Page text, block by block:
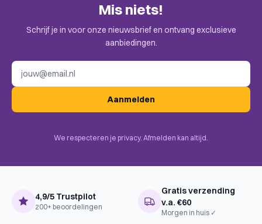
Categories
Mechanics
Card Play Conflict Resolution, Real-
Time
Complexiteit
Asmodee
plaatsen. Check de uitnodiging in je mail.
Mis niets!
Schrijf je in voor onze nieuwsbrief en ontvang exclusieve
aanbiedingen.
Aanmelden
We respecteren je privacy. Afmelden kan altijd.
4,9/5 Trustpilot
200+ beoordelingen
Gratis verzending
v.a. €60
Morgen in huis ✓